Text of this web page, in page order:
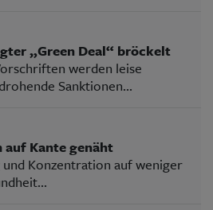
„Green Deal“ bröckelt
werden leise
Sanktionen...
auf Kante genäht
Konzentration auf weniger